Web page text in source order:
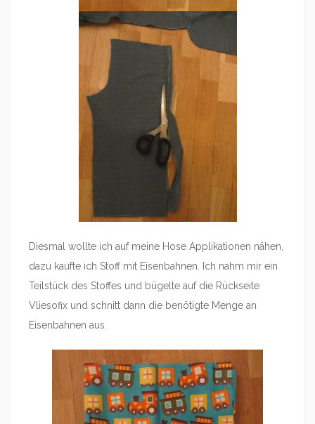
Diesmal wollte ich auf meine Hose Applikationen nähen,
dazu kaufte ich Stoff mit Eisenbahnen. Ich nahm mir ein
Teilstück des Stoffes und bügelte auf die Rückseite
Vliesofix und schnitt dann die benötigte Menge an
Eisenbahnen aus.